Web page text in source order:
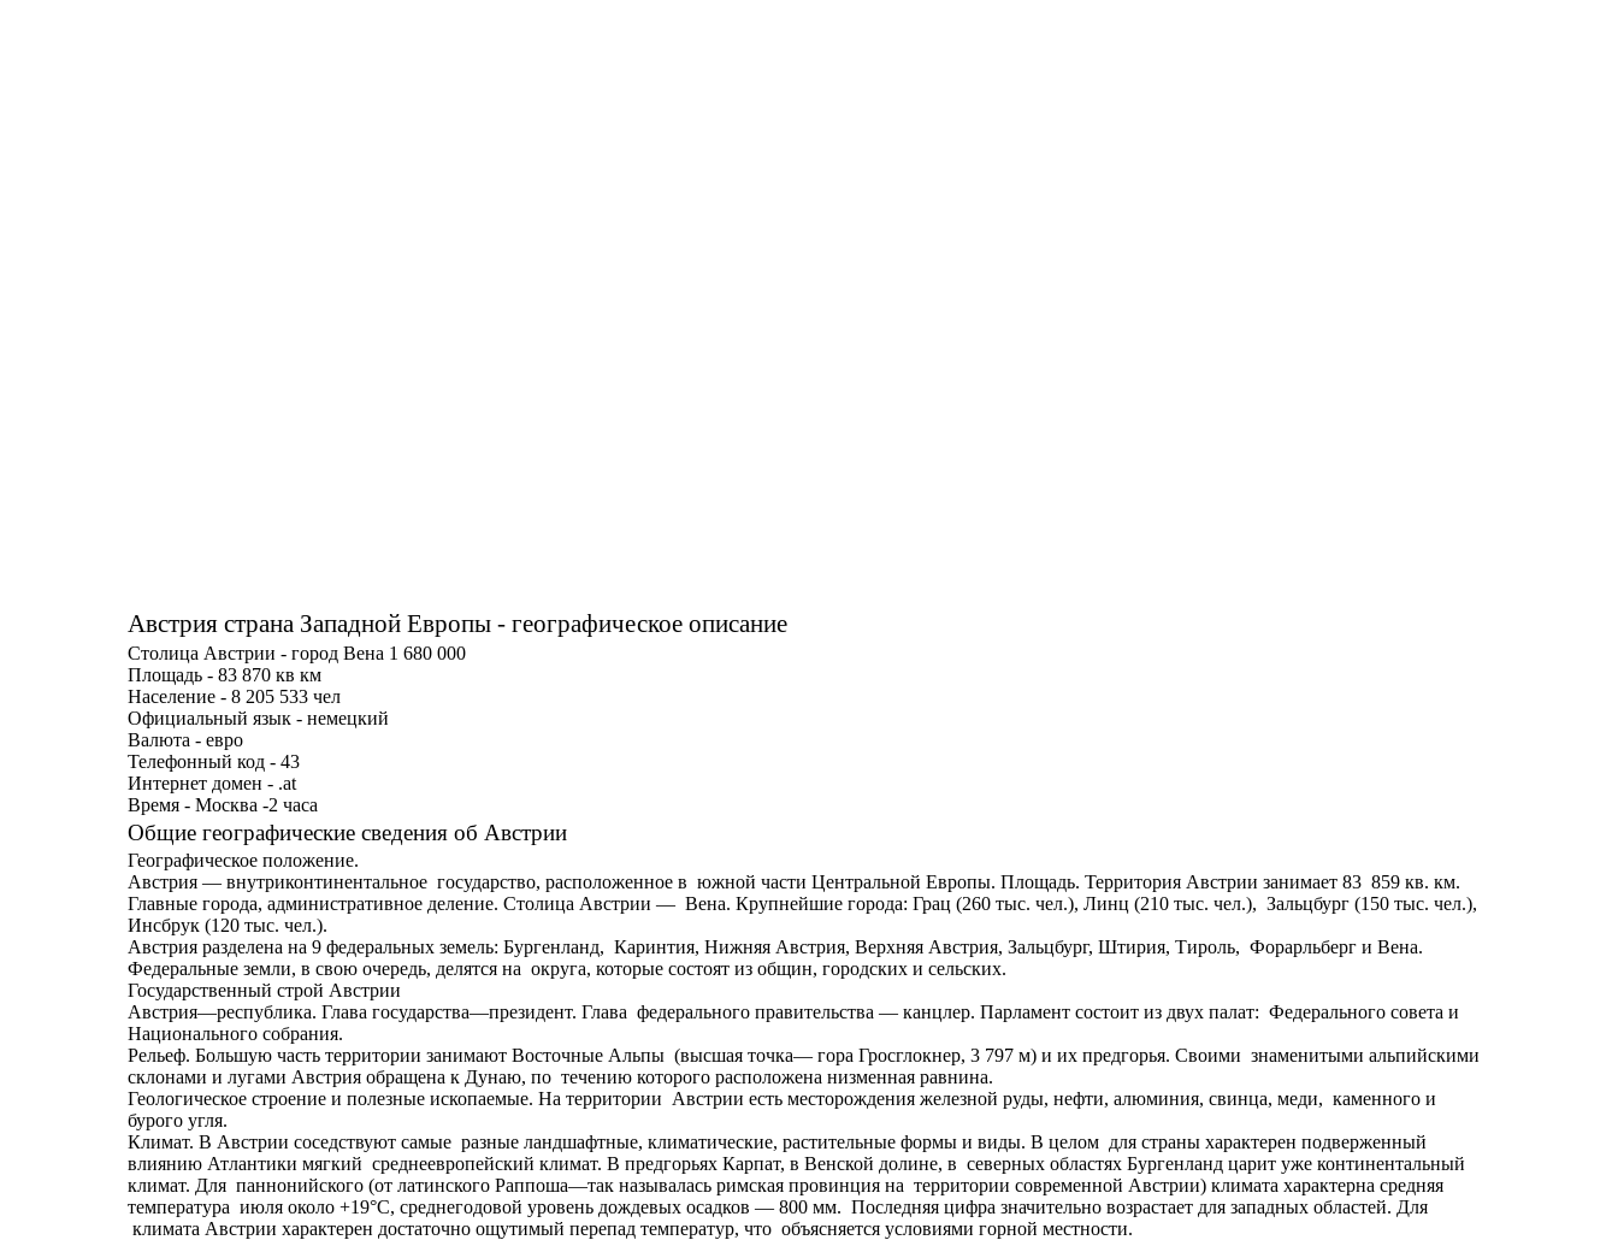
Австрия страна Западной Европы - географическое описание
Столица Австрии - город Вена 1 680 000
Площадь - 83 870 кв км
Население - 8 205 533 чел
Официальный язык - немецкий
Валюта - евро
Телефонный код - 43
Интернет домен - .at
Время - Москва -2 часа
Общие географические сведения об Австрии
Географическое положение.
Австрия — внутриконтинентальное государство, расположенное в южной части Центральной Европы. Площадь. Территория Австрии занимает 83 859 кв. км.
Главные города, административное деление. Столица Австрии — Вена. Крупнейшие города: Грац (260 тыс. чел.), Линц (210 тыс. чел.), Зальцбург (150 тыс. чел.),
Инсбрук (120 тыс. чел.).
Австрия разделена на 9 федеральных земель: Бургенланд, Каринтия, Нижняя Австрия, Верхняя Австрия, Зальцбург, Штирия, Тироль, Форарльберг и Вена.
Федеральные земли, в свою очередь, делятся на округа, которые состоят из общин, городских и сельских.
Государственный строй Австрии
Австрия—республика. Глава государства—президент. Глава федерального правительства — канцлер. Парламент состоит из двух палат: Федерального совета и
Национального собрания.
Рельеф. Большую часть территории занимают Восточные Альпы (высшая точка— гора Гросглокнер, 3 797 м) и их предгорья. Своими знаменитыми альпийскими
склонами и лугами Австрия обращена к Дунаю, по течению которого расположена низменная равнина.
Геологическое строение и полезные ископаемые. На территории Австрии есть месторождения железной руды, нефти, алюминия, свинца, меди, каменного и
бурого угля.
Климат. В Австрии соседствуют самые разные ландшафтные, климатические, растительные формы и виды. В целом для страны характерен подверженный
влиянию Атлантики мягкий среднеевропейский климат. В предгорьях Карпат, в Венской долине, в северных областях Бургенланд царит уже континентальный
климат. Для паннонийского (от латинского Раппоша—так называлась римская провинция на территории современной Австрии) климата характерна средняя
температура июля около +19°С, среднегодовой уровень дождевых осадков — 800 мм. Последняя цифра значительно возрастает для западных областей. Для
климата Австрии характерен достаточно ощутимый перепад температур, что объясняется условиями горной местности.